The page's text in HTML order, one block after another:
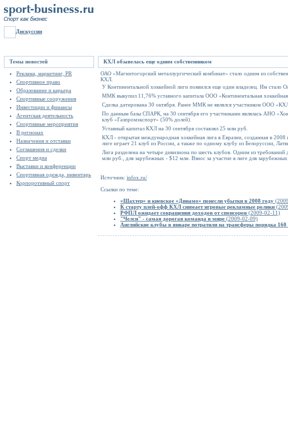
Дискуссии
Темы новостей
Реклама, маркетинг, PR
Спортивное право
Образование и карьера
Спортивные сооружения
Инвестиции и финансы
Агентская деятельность
Спортивные мероприятия
В регионах
Назначения и отставки
Соглашения и сделки
Спорт медиа
Выставки и конференции
Спортивная одежда, инвентарь
Корпоротивный спорт
КХЛ обзавелась еще одним собственником
ОАО «Магнитогорский металлургический комбинат» стало одним из
КХЛ.
У Континентальной хоккейной лиги появился еще один владелец. Им стало
ММК выкупил 11,76% уставного капитала ООО «Континентальная
Сделка датирована 30 октября. Ранее ММК не являлся участником ООО
По данным базы СПАРК, на 30 сентября его участниками являлась АНО
клуб «Газпромэкспорт» (50% долей).
Уставный капитал КХЛ на 30 сентября составлял 25 млн руб.
КХЛ - открытая международная хоккейная лига в Евразии, созданная в
лиге играет 21 клуб из России, а также по одному клубу из Белоруссии,
Лига разделена на четыре дивизиона по шесть клубов. Одним из требований
млн руб., для зарубежных - $12 млн. Взнос за участие в лиге для зарубежных
Источник: infox.ru/
Ссылки по теме:
«Шахтер» и киевское «Динамо» понесли убытки в 2008 году
К старту плей-офф КХЛ снимает игровые рекламные ролики
РФПЛ ожидает сокращения доходов от спонсоров (2009-02-11)
"Челси" - самая дорогая команда в мире (2009-02-09)
Английские клубы в январе потратили на трансферы порядка